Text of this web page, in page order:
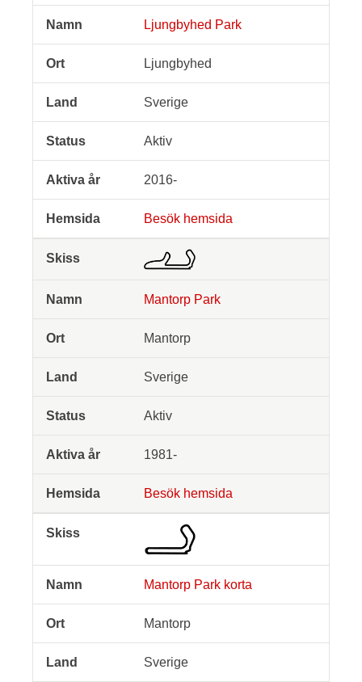
Ljungbyhed Park
Ljungbyhed
Sverige
Aktiv
2016-
Besök hemsida
Mantorp Park
Mantorp
Sverige
Aktiv
1981-
Besök hemsida
Mantorp Park korta
Mantorp
Sverige